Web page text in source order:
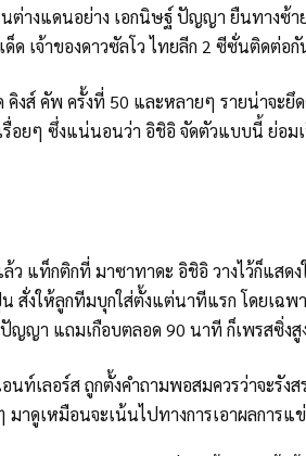
ต่างแดนอย่าง เอกนิษฐ์ ปัญญา ยืนทางซ้
ด เจ้าของดาวซัลโว ไทยลีก 2 ซีซั่นติดต่อกั
งส์ คัพ ครั้งที่ 50 และหลายๆ รายน่าจะยึ
รื่อยๆ ซึ่งแน่นอนว่า อิชิอิ จัดตัวแบบนี้ ย่อม
แท็กติกที่ มาซาทาดะ อิชิอิ วางไว้ก็แสดง
สั่งให้ลูกทีมบุกใส่ตั้งแต่นาทีแรก โดยเฉ
ญญา แถมเกือบตลอด 90 นาที ก็เพรสซิ่งสู
ท์เลอร์ส ถูกตั้งคำถามพอสมควรว่าจะรัง
มาดูเหมือนจะเน้นไปทางการเอาผลการแ